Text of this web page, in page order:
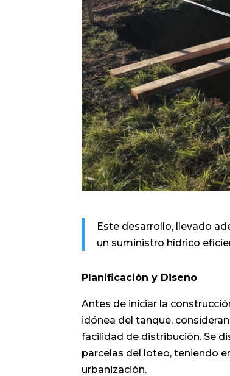
Este desarrollo, llevado
un suministro hídrico
Planificación y Diseño
Antes de iniciar la
idónea del tanque,
facilidad de distribución. Se
parcelas del loteo, teniendo
urbanización.